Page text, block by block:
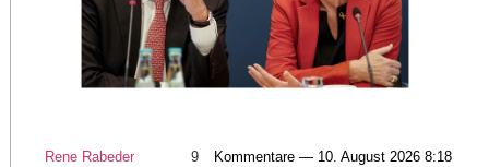
Rene Rabeder 9 Kommentare — 10. August 2026 8:18